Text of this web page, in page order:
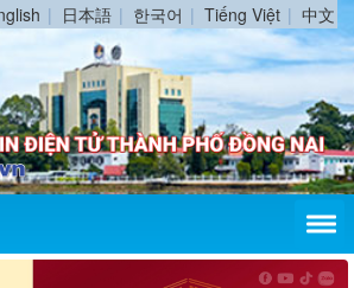
日本語 한국어 Tiếng Việt 中文